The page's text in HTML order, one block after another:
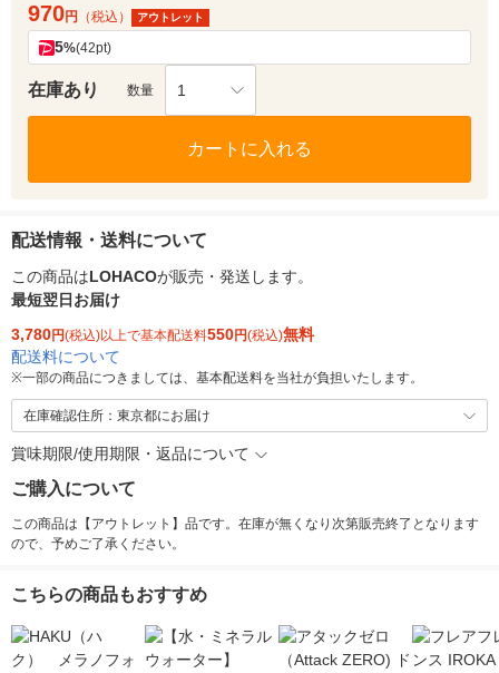
970円 （税込） アウトレット
5%(42pt)
在庫あり 数量 1
カートに入れる
配送情報・送料について
この商品はLOHACOが販売・発送します。
最短翌日お届け
3,780円(税込)以上で基本配送料550円(税込)無料
配送料について
※一部の商品につきましては、基本配送料を当社が負担いたします。
在庫確認住所：東京都にお届け
賞味期限/使用期限・返品について
ご購入について
この商品は【アウトレット】品です。在庫が無くなり次第販売終了となります
ので、予めご了承ください。
こちらの商品もおすすめ